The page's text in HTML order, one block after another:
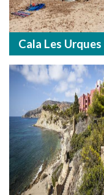
Cala Les Urques